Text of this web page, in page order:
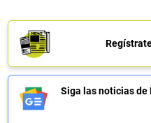
Siga las noticias de